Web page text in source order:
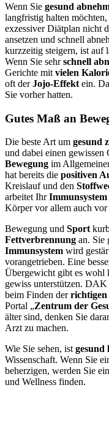
Wenn Sie gesund
langfristig halten möchten,
exzessiver Diätplan nicht
ansetzen und schnell
kurzzeitig steigern, ist auf
Wenn Sie sehrschnell
Gerichte mit vielen
oft derJojo-Effekt ein.
Sie vorher hatten.
Gutes Maß an
Die beste Art um gesund
und dabei einen gewissen
Bewegung im
hat bereits die positiven
Kreislauf und den
arbeitet IhrImmunsystem
Körper vor allem auch vor
Bewegung und Sport
Fettverbrennung an. Sie
Immunsystem wird
vorangetrieben. Eine
Übergewicht gibt es wohl
gewiss unterstützen.
beim Finden der
Portal „Zentrum der
älter sind, denken Sie
Arzt zu machen.
Wie Sie sehen, ist gesund
Wissenschaft. Wenn Sie
beherzigen, werden Sie
und Wellness finden.